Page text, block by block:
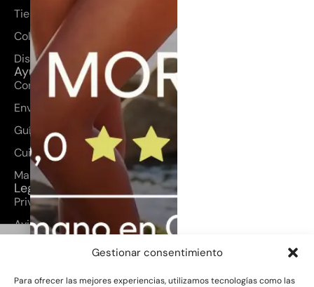
Gestionar consentimiento
Para ofrecer las mejores experiencias, utilizamos tecnologías como las
Tienda
Colección
Diseños a medida
Ayuda
Contacto
Envíos y devoluciones
Guía de tallas
Cuidados del producto
Mapa del sitio
Legal
Privacidad
Aviso legal